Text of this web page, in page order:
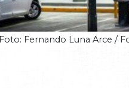
Foto: Fernando Luna Arce /